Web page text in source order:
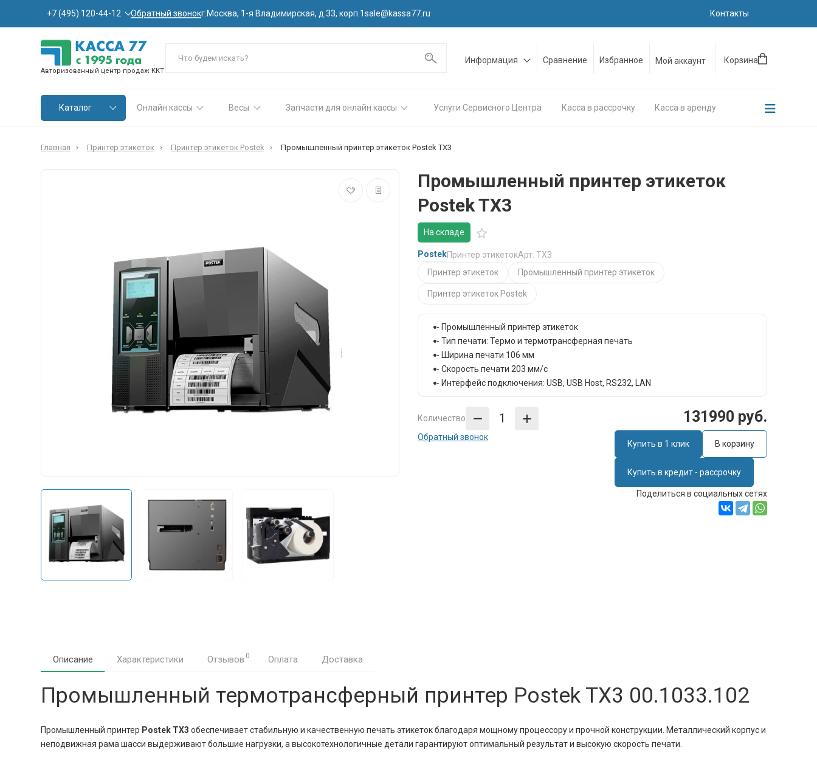
+7 (495) 120-44-12 Обратный звонокг.Москва, 1-я Владимирская, д.33, корп.1sale@kassa77.ru Контакты
Авторизованный центр продаж ККТ
Информация Сравнение Избранное Мой аккаунт Корзина
Каталог Онлайн кассы Весы Запчасти для онлайн кассы Услуги Сервисного Центра Касса в рассрочку Касса в аренду
Главная Принтер этикеток Принтер этикеток Postek Промышленный принтер этикеток Postek TX3
Промышленный принтер этикеток
Postek TX3
На складе
PostekПринтер этикетокАрт: TX3
Принтер этикеток
Промышленный принтер этикеток
Принтер этикеток Postek
- Промышленный принтер этикеток
- Тип печати: Термо и термотрансферная печать
- Ширина печати 106 мм
- Скорость печати 203 мм/c
- Интерфейс подключения: USB, USB Host, RS232, LAN
Количество 131990 руб.
Обратный звонок
Купить в 1 клик В корзину
Купить в кредит - рассрочку
Поделиться в социальных сетях
Описание Характеристики Отзывов 0 Оплата Доставка
Промышленный термотрансферный принтер Postek TX3 00.1033.102
Промышленный принтер Postek TX3 обеспечивает стабильную и качественную печать этикеток благодаря мощному процессору и прочной конструкции. Металлический корпус и
неподвижная рама шасси выдерживают большие нагрузки, а высокотехнологичные детали гарантируют оптимальный результат и высокую скорость печати.